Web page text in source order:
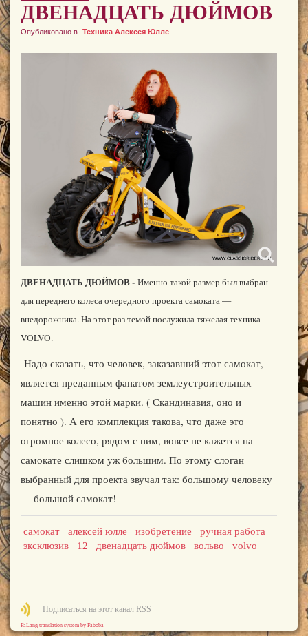
ДВЕНАДЦАТЬ ДЮЙМОВ
Опубликовано в Техника Алексея Юлле
ДВЕНАДЦАТЬ ДЮЙМОВ - Именно такой размер был выбран
для переднего колеса очередного проекта самоката —
внедорожника. На этот раз темой послужила тяжелая техника
VOLVO.
Надо сказать, что человек, заказавший этот самокат,
является преданным фанатом землеустроительных
машин именно этой марки. ( Скандинавия, оно и
понятно ). А его комплекция такова, что даже это
огромное колесо, рядом с ним, вовсе не кажется на
самокате слишком уж большим. По этому слоган
выбранный для проекта звучал так: большому человеку
— большой самокат!
самокат алексей юлле изобретение
ручная работа
эксклюзив
12 двенадцать дюймов вольво volvo
Подписаться на этот канал RSS
FaLang translation system by Faboba